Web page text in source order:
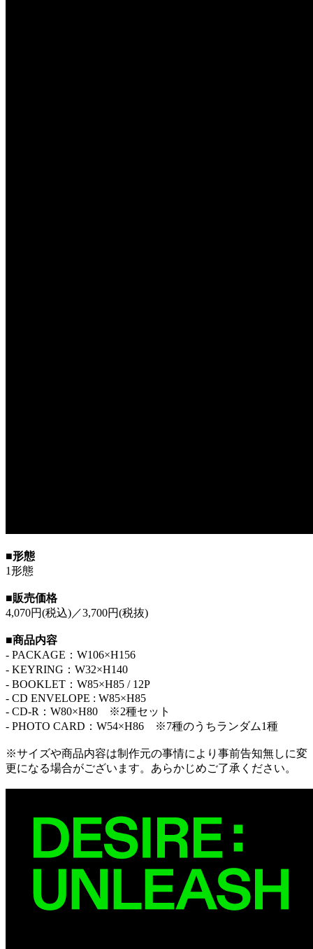
■形態
1形態
■販売価格
4,070円(税込)／3,700円(税抜)
■商品内容
- PACKAGE：W106×H156
- KEYRING：W32×H140
- BOOKLET：W85×H85 / 12P
- CD ENVELOPE : W85×H85
- CD-R：W80×H80 ※2種セット
- PHOTO CARD：W54×H86 ※7種のうちランダム1種
※サイズや商品内容は制作元の事情により事前告知無しに変
更になる場合がございます。あらかじめご了承ください。